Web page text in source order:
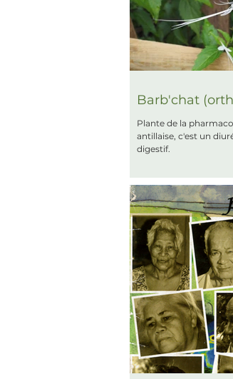
Barb'chat
Plante de la
antillaise, c'est un
digestif.